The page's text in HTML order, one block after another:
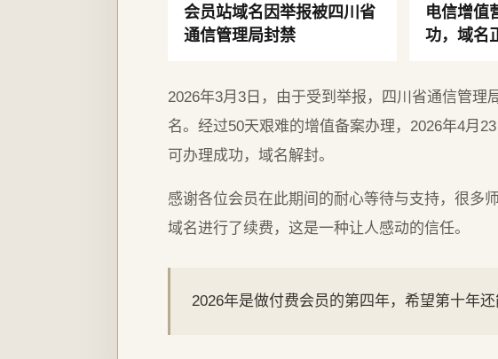
会员站域名因举报被四川省
通信管理局封禁
电信增值
功，域名
2026年3月3日，由于受到举报，四川省通信管理
名。经过50天艰难的增值备案办理，2026年4月
可办理成功，域名解封。
感谢各位会员在此期间的耐心等待与支持，很多
域名进行了续费，这是一种让人感动的信任。
2026年是做付费会员的第四年，希望第十年还